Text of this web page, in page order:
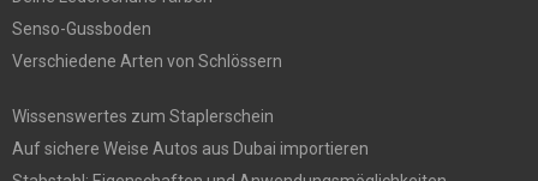
Senso-Gussboden
Verschiedene Arten von Schlössern
Wissenswertes zum Staplerschein
Auf sichere Weise Autos aus Dubai importieren